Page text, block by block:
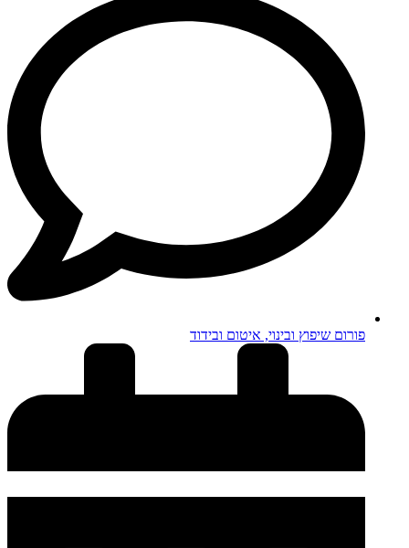
פורום שיפוץ ובינוי, איטום ובידוד